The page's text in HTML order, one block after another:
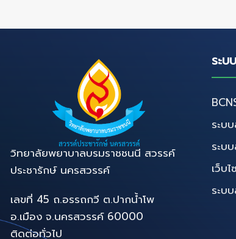
วิทยาลัยพยาบาลบรมราชชนนี สวรรค์
ประชารักษ์ นครสวรรค์
เลขที่ 45 ถ.อรรถกวี ต.ปากน้ำโพ
อ.เมือง จ.นครสวรรค์ 60000
ติดต่อทั่วไป
ระบ
ระบ
ระบ
เว็บ
ระบ